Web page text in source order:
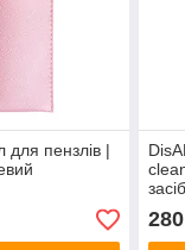
для пензлів |
280